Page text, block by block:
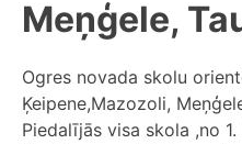
Meņģele,
Ogres novada skolu
Ķeipene,Mazozoli,
Piedalījās visa skola ,no